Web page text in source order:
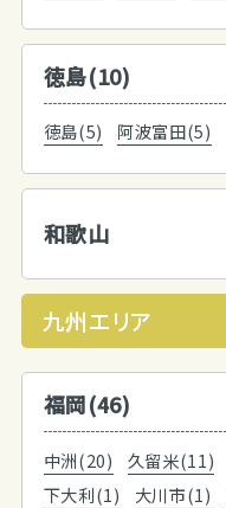
徳島(10)
徳島(5) 阿波富田(5)
和歌山
九州エリア
福岡(46)
中洲(20) 久留米(11)
下大利(1)
大川市(1)